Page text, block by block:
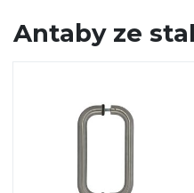
Antaby ze